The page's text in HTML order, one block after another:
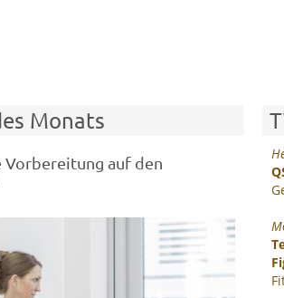
Monats
Vorbereitung auf den